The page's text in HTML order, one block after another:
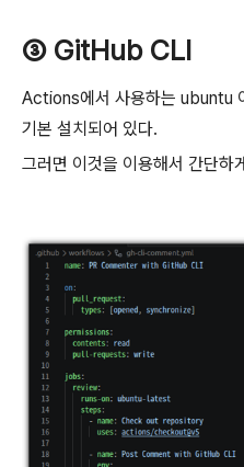
③ GitHub CLI
Actions에서 사용하는 ubuntu
기본 설치되어 있다.
그러면 이것을 이용해서 간단하